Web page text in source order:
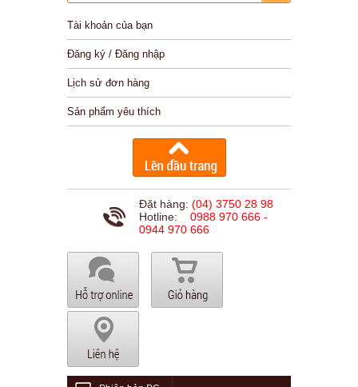
Tài khoản của bạn
Đăng ký / Đăng nhập
Lịch sử đơn hàng
Sản phẩm yêu thích
Đặt hàng: (04) 3750 28 98
Hotline: 0988 970 666 -
0944 970 666